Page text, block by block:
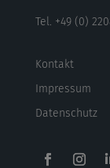
Tel. +49 (0)
Kontakt
Impressum
Datenschutz